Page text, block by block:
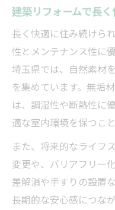
建築リフォームで長
長く快適に住み続けら
性とメンテナンス性に
埼玉県では、自然素材
を集めています。無垢
は、調湿性や断熱性に
適な室内環境を保つこ
また、将来的なライフ
変更や、バリアフリー
差解消や手すりの設置
長期的な安心感につな